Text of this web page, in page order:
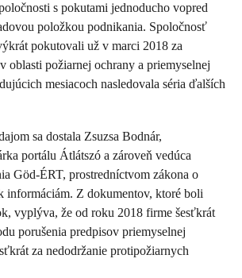
s pokutami jednoducho vopred
položkou podnikania. Spoločnosť
pokutovali už v marci 2018 za
oblasti požiarnej ochrany a priemyselnej
mesiacoch nasledovala séria ďalších
sa dostala Zsuzsa Bodnár,
portálu Átlátszó a zároveň vedúca
Göd-ÉRT, prostredníctvom zákona o
informáciám. Z dokumentov, ktoré boli
vyplýva, že od roku 2018 firme šesťkrát
porušenia predpisov priemyselnej
za nedodržanie protipožiarnych